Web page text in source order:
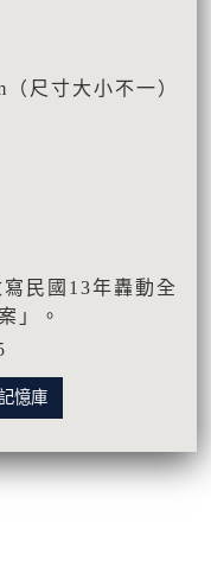
尺寸大小不一）
民國13年轟動全
」。
憶庫